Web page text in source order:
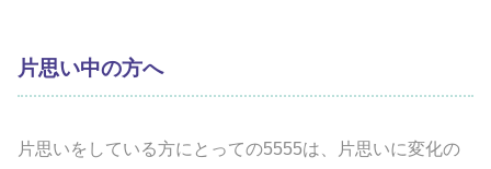
片思い中の方へ
片思いをしている方にとっての5555は、片思いに変化の